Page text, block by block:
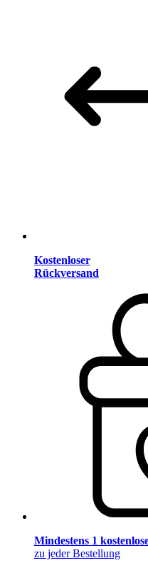
Kostenloser
Rückversand
Mindestens 1
zu jeder Bestellung